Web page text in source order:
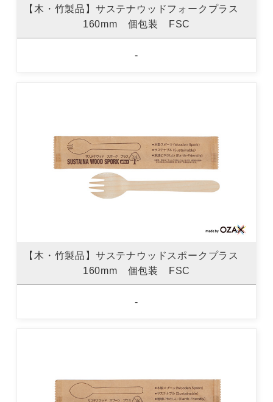
【木・竹製品】サステナウッドフォークプラス
160mm 個包装 FSC
-
【木・竹製品】サステナウッドスポークプラス
160mm 個包装 FSC
-